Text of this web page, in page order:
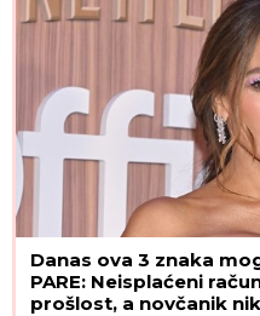
Danas ova 3 znaka
PARE: Neisplaćeni
prošlost, a novčanik